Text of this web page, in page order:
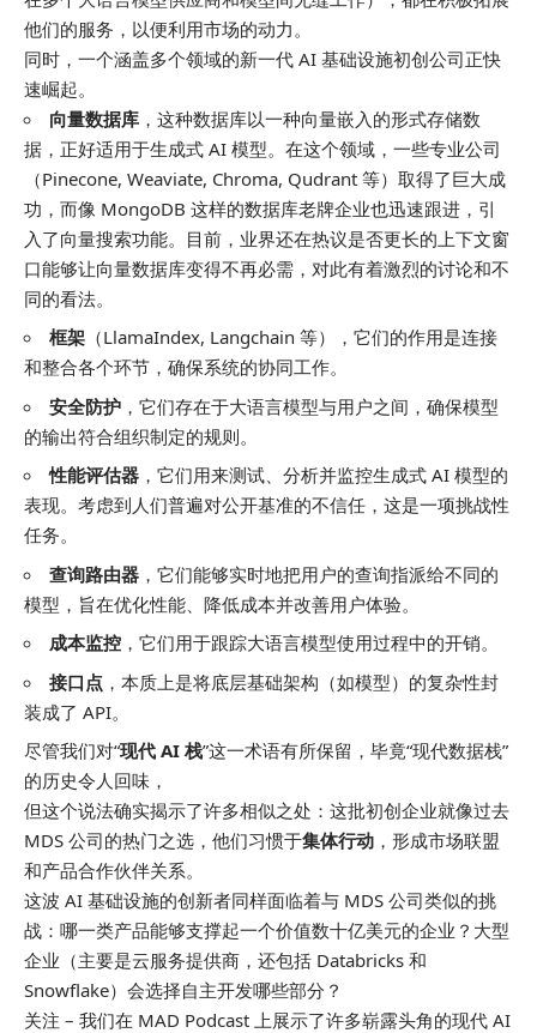
他们的服务，以便利用市场的动力。
同时，一个涵盖多个领域的新一代 AI 基础设施初创公司正快
速崛起。
向量数据库 ，这种数据库以一种向量嵌入的形式存储数
据，正好适用于生成式 AI 模型。在这个领域，一些专业公司
（Pinecone, Weaviate, Chroma, Qudrant 等）取得了巨大成
功，而像 MongoDB 这样的数据库老牌企业也迅速跟进，引
入了向量搜索功能。目前，业界还在热议是否更长的上下文窗
口能够让向量数据库变得不再必需，对此有着激烈的讨论和不
同的看法。
框架 （LlamaIndex, Langchain 等），它们的作用是连接
和整合各个环节，确保系统的协同工作。
安全防护 ，它们存在于大语言模型与用户之间，确保模型
的输出符合组织制定的规则。
性能评估器 ，它们用来测试、分析并监控生成式 AI 模型的
表现。考虑到人们普遍对公开基准的不信任，这是一项挑战性
任务。
查询路由器 ，它们能够实时地把用户的查询指派给不同的
模型，旨在优化性能、降低成本并改善用户体验。
成本监控 ，它们用于跟踪大语言模型使用过程中的开销。
接口点 ，本质上是将底层基础架构（如模型）的复杂性封
装成了 API。
尽管我们对“现代 AI 栈”这一术语有所保留，毕竟“现代数据栈”
的历史令人回味，
但这个说法确实揭示了许多相似之处：这批初创企业就像过去
MDS 公司的热门之选，他们习惯于集体行动 ，形成市场联盟
和产品合作伙伴关系。
这波 AI 基础设施的创新者同样面临着与 MDS 公司类似的挑
战：哪一类产品能够支撑起一个价值数十亿美元的企业？大型
企业（主要是云服务提供商，还包括 Databricks 和
Snowflake）会选择自主开发哪些部分？
关注 – 我们在 MAD Podcast 上展示了许多崭露头角的现代 AI